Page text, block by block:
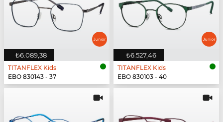
₺6.089,38
TITANFLEX Kids
EBO 830143 - 37
₺6.527,46
TITANFLEX Kids
EBO 830103 - 40